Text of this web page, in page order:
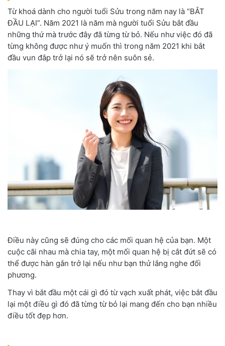
Từ khoá dành cho người tuổi Sửu trong năm nay là “BẮT
ĐẦU LẠI”. Năm 2021 là năm mà người tuổi Sửu bắt đầu
những thứ mà trước đây đã từng từ bỏ. Nếu như việc đó đã
từng không được như ý muốn thì trong năm 2021 khi bắt
đầu vun đắp trở lại nó sẽ trở nên suôn sẻ.
Điều này cũng sẽ đúng cho các mối quan hệ của bạn. Một
cuộc cãi nhau mà chia tay, một mối quan hệ bị cắt đứt sẽ có
thể được hàn gắn trở lại nếu như bạn thử lắng nghe đối
phương.
Thay vì bắt đầu một cái gì đó từ vạch xuất phát, việc bắt đầu
lại một điều gì đó đã từng từ bỏ lại mang đến cho bạn nhiều
điều tốt đẹp hơn.